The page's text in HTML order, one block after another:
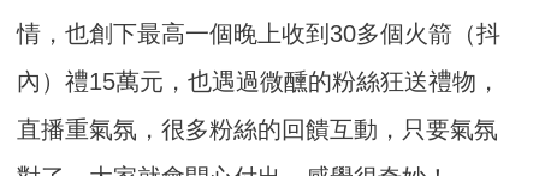
情，也創下最高一個晚上收到30多個火箭（抖
內）禮15萬元，也遇過微醺的粉絲狂送禮物，
直播重氣氛，很多粉絲的回饋互動，只要氣氛